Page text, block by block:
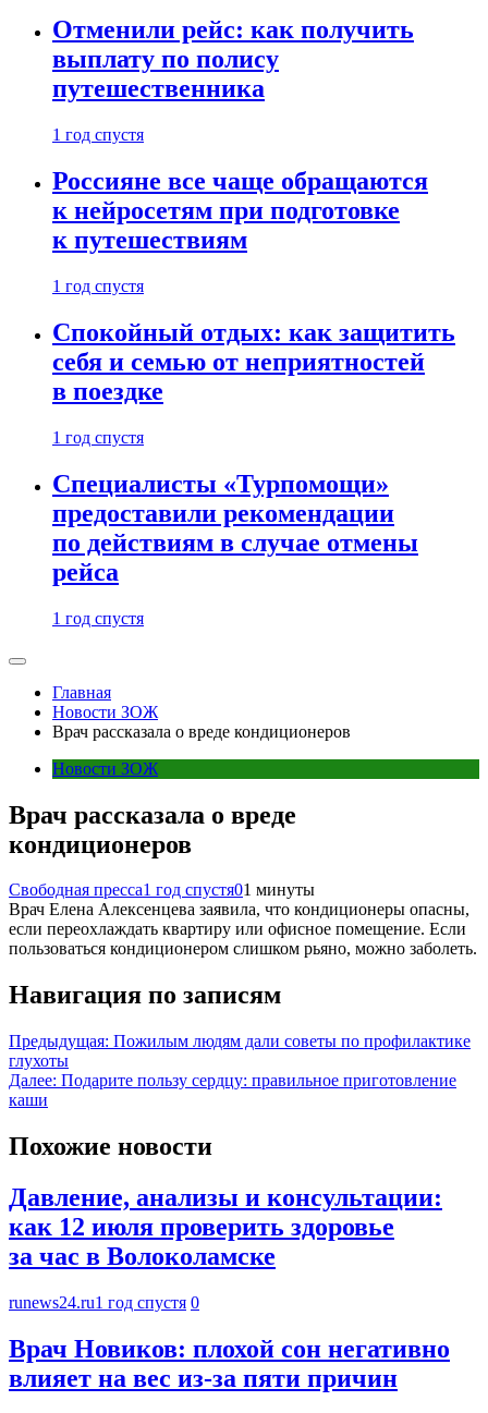
Отменили рейс: как получить
выплату по полису
путешественника
1 год спустя
Россияне все чаще обращаются
к нейросетям при подготовке
к путешествиям
1 год спустя
Спокойный отдых: как защитить
себя и семью от неприятностей
в поездке
1 год спустя
Специалисты «Турпомощи»
предоставили рекомендации
по действиям в случае отмены
рейса
1 год спустя
Главная
Новости ЗОЖ
Врач рассказала о вреде кондиционеров
Новости ЗОЖ
Врач рассказала о вреде
кондиционеров
Свободная пресса1 год спустя01 минуты
Врач Елена Алексенцева заявила, что кондиционеры опасны,
если переохлаждать квартиру или офисное помещение. Если
пользоваться кондиционером слишком рьяно, можно заболеть.
Навигация по записям
Предыдущая: Пожилым людям дали советы по профилактике
глухоты
Далее: Подарите пользу сердцу: правильное приготовление
каши
Похожие новости
Давление, анализы и консультации:
как 12 июля проверить здоровье
за час в Волоколамске
runews24.ru1 год спустя 0
Врач Новиков: плохой сон негативно
влияет на вес из-за пяти причин